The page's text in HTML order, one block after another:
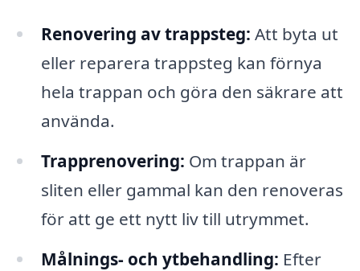
Renovering av trappsteg: Att byta ut
eller reparera trappsteg kan förnya
hela trappan och göra den säkrare att
använda.
Trapprenovering: Om trappan är
sliten eller gammal kan den renoveras
för att ge ett nytt liv till utrymmet.
Målnings- och ytbehandling: Efter